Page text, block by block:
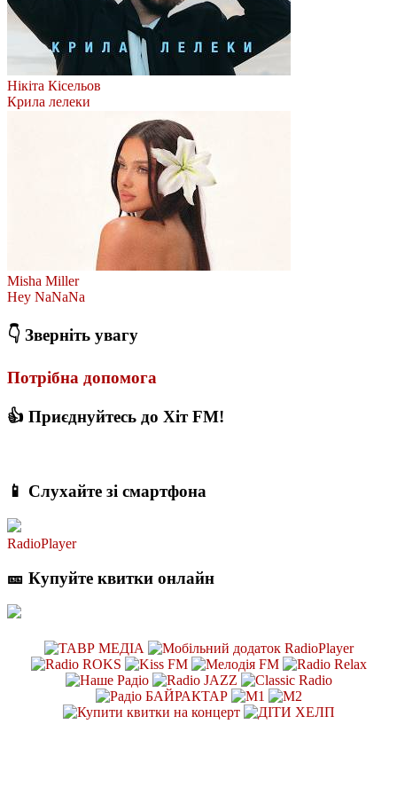
Нікіта Кісельов
Крила лелеки
Misha Miller
Hey NaNaNa
👇 Зверніть увагу
Потрібна допомога
👍 Приєднуйтесь до Хіт FM!
📱 Слухайте зі смартфона
RadioPlayer
🎫 Купуйте квитки онлайн